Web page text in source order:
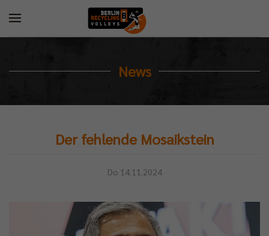
News
Der fehlende Mosaikstein
Do 14.11.2024